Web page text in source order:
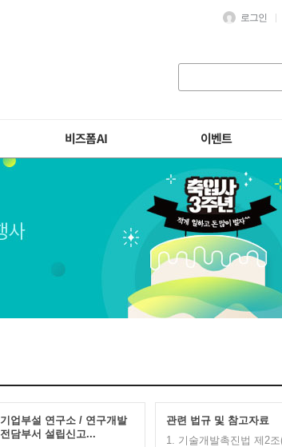
로그인
비즈폼 AI 이벤트
기업부설 연구소 / 연구개발
전담부서 설립신고...
관련 법규 및 참고자료
1. 기술개발촉진법 제2조